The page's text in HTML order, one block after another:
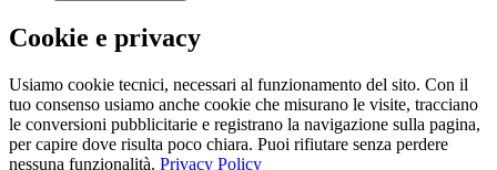
Cookie e privacy
Usiamo cookie tecnici, necessari al funzionamento del sito. Con il
tuo consenso usiamo anche cookie che misurano le visite, tracciano
le conversioni pubblicitarie e registrano la navigazione sulla pagina,
per capire dove risulta poco chiara. Puoi rifiutare senza perdere
nessuna funzionalità. Privacy Policy